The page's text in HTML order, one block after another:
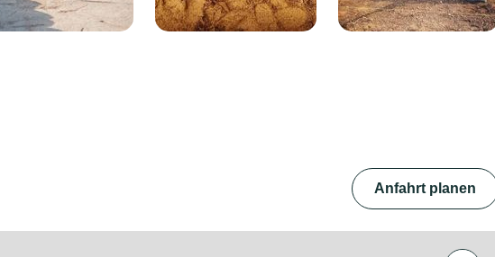
Anfahrt planen